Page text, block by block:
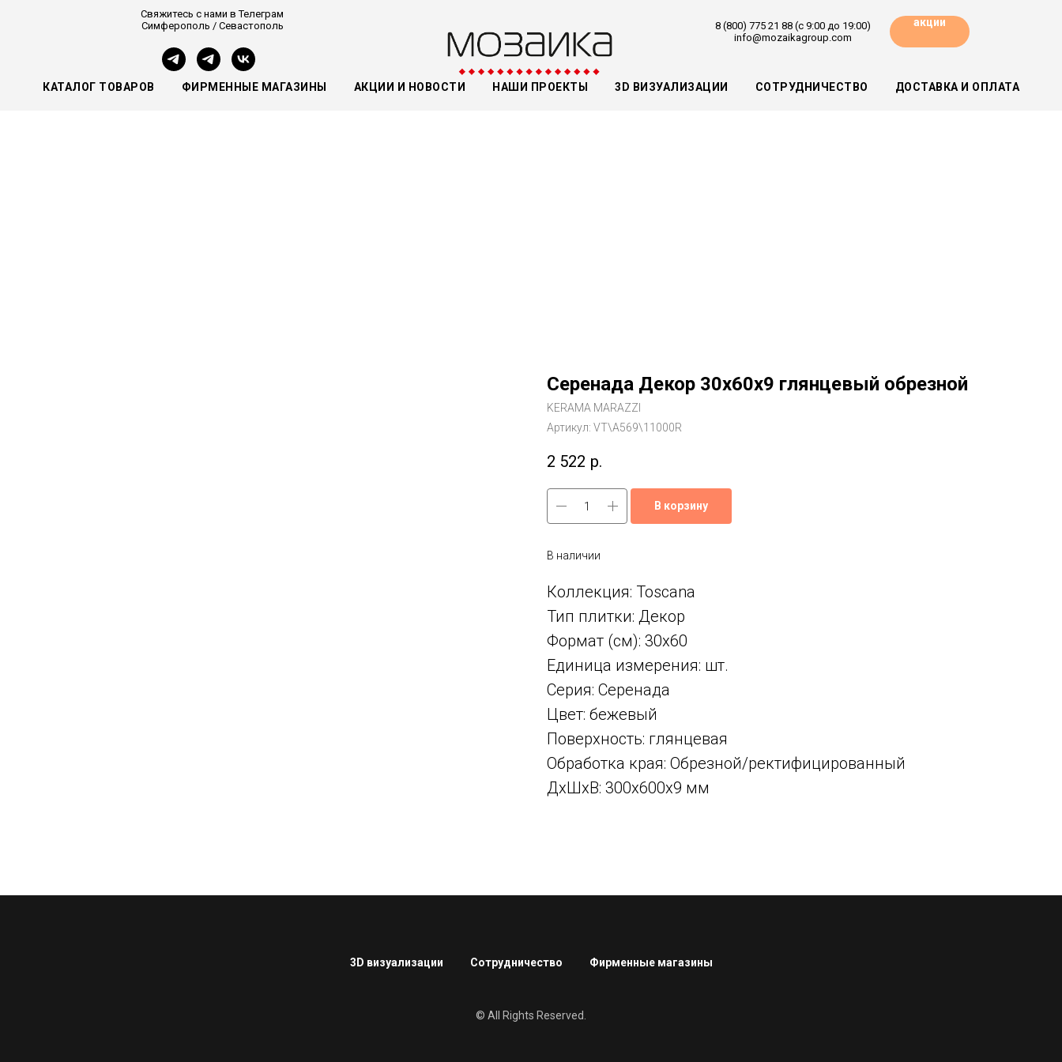
Свяжитесь с нами в Телеграм
Симферополь / Севастополь
8 (800) 775 21 88 (с 9:00 до 19:00)
info@mozaikagroup.com
акции
КАТАЛОГ ТОВАРОВ ФИРМЕННЫЕ МАГАЗИНЫ АКЦИИ И НОВОСТИ НАШИ ПРОЕКТЫ 3D ВИЗУАЛИЗАЦИИ СОТРУДНИЧЕСТВО ДОСТАВКА И ОПЛАТА
Серенада Декор 30x60x9 глянцевый обрезной
KERAMA MARAZZI
Артикул: VT\A569\11000R
2 522 р.
В корзину
В наличии
Коллекция: Toscana
Тип плитки: Декор
Формат (см): 30x60
Единица измерения: шт.
Серия: Серенада
Цвет: бежевый
Поверхность: глянцевая
Обработка края: Обрезной/ректифицированный
ДxШxВ: 300x600x9 мм
3D визуализации Сотрудничество Фирменные магазины
© All Rights Reserved.